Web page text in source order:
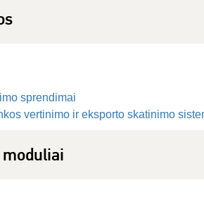
sprendimai
vertinimo ir eksporto skatinimo